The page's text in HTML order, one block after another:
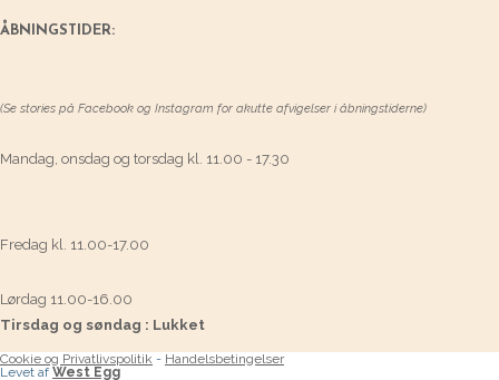
ÅBNINGSTIDER:
(Se stories på Facebook og Instagram for akutte afvigelser i åbningstiderne)
Mandag, onsdag og torsdag kl. 11.00 - 17.30
Fredag kl. 11.00-17.00
Lørdag 11.00-16.00
Tirsdag og søndag : Lukket
Cookie og Privatlivspolitik - Handelsbetingelser
Levet af West Egg